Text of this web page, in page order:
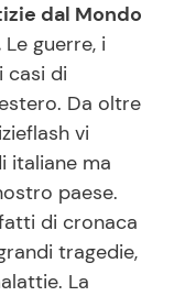
VIP
VIP
Serie TV
TV
e Talent
dal Mondo
Le guerre, i
casi di
Da oltre
vi
italiane ma
paese.
di cronaca
tragedie,
La